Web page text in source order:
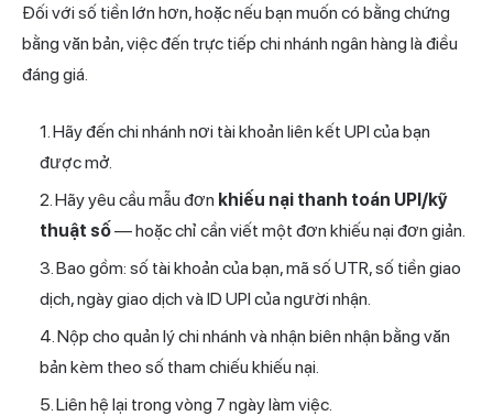
Đối với số tiền lớn hơn, hoặc nếu bạn muốn có bằng chứng
bằng văn bản, việc đến trực tiếp chi nhánh ngân hàng là điều
đáng giá.
Hãy đến chi nhánh nơi tài khoản liên kết UPI của bạn
được mở.
Hãy yêu cầu mẫu đơn khiếu nại thanh toán UPI/kỹ
thuật số— hoặc chỉ cần viết một đơn khiếu nại đơn giản.
Bao gồm: số tài khoản của bạn, mã số UTR, số tiền giao
dịch, ngày giao dịch và ID UPI của người nhận.
Nộp cho quản lý chi nhánh và nhận biên nhận bằng văn
bản kèm theo số tham chiếu khiếu nại.
Liên hệ lại trong vòng 7 ngày làm việc.